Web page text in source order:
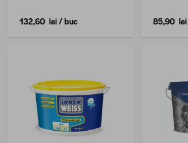
132,60 lei/ buc 85,90 lei